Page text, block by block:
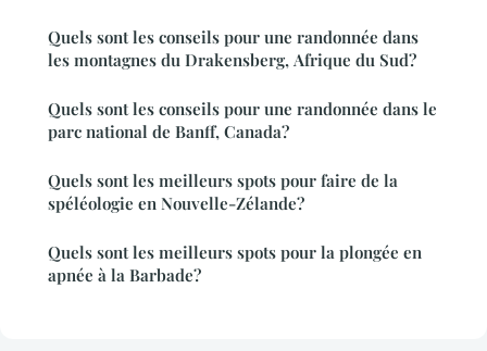
Quels sont les conseils pour une randonnée dans
les montagnes du Drakensberg, Afrique du Sud?
Quels sont les conseils pour une randonnée dans le
parc national de Banff, Canada?
Quels sont les meilleurs spots pour faire de la
spéléologie en Nouvelle-Zélande?
Quels sont les meilleurs spots pour la plongée en
apnée à la Barbade?